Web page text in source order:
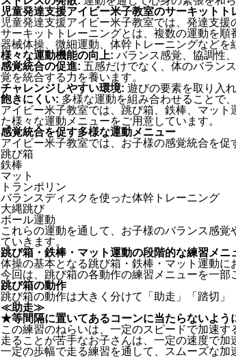
児童発達支援アイビー米子教室のサーキット
児童発達支援アイビー米子教室では、発達支
サーキットトレーニングとは、複数の運動を順
器械体操、微細運動、体幹トレーニングなどを
様々な運動機能の向上: バランス感覚、協調性
感覚統合の促進: 五感だけでなく、体のバラン
覚を統合する力を養います。
チャレンジしやすい環境: 遊びの要素を取り入
飽きにくい: 多様な運動を組み合わせることで
アイビー米子教室では、跳び箱、鉄棒、マッ
た様々な運動メニューをご用意しています。
感覚統合を促す多様な運動メニュー
アイビー米子教室では、お子様の感覚統合を促
跳び箱
鉄棒
マット
トランポリン
バランスディスクを使った体幹トレーニング
大縄跳び
ボール運動
これらの運動を通して、お子様のバランス感
ていきます。
跳び箱・鉄棒・マット運動の段階的な練習メニ
体操の基本となる跳び箱・鉄棒・マット運動に
今回は、跳び箱の各動作の練習メニューを一部
跳び箱の動作
跳び箱の動作は大きく分けて「助走」「踏切」
≪助走≫
★等間隔に置いてあるコーンに当たらないよう
この練習のねらいは、一定のスピードで加速す
走ることが苦手なお子さんは、一定の速度で加
一定の歩幅で走る練習を通して、スムーズな加